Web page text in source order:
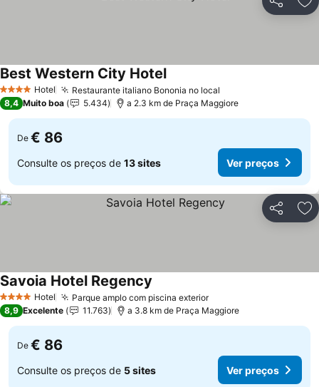
Partilhar
4 EstrelasHotel Restaurante italiano Bononia no local
Best Western City Hotel
8,4 Muito boa 5.434 a 2.3 km de Praça Maggiore
De € 86
Consulte os preços de 13 sites Ver preços
Partilhar
4 EstrelasHotel Parque amplo com piscina exterior
Savoia Hotel Regency
8,9 Excelente 11.763 a 3.8 km de Praça Maggiore
De € 86
Consulte os preços de 5 sites Ver preços